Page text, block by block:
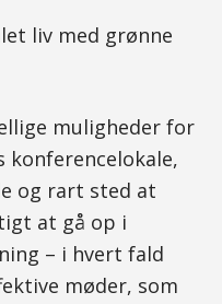
liv med grønne
muligheder for
og rart sted at
at gå op i
– i hvert fald
møder, som